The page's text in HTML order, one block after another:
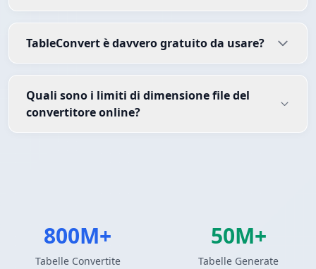
TableConvert è davvero gratuito da usare?
Quali sono i limiti di dimensione file del
convertitore online?
800M+
Tabelle Convertite
50M+
Tabelle Generate